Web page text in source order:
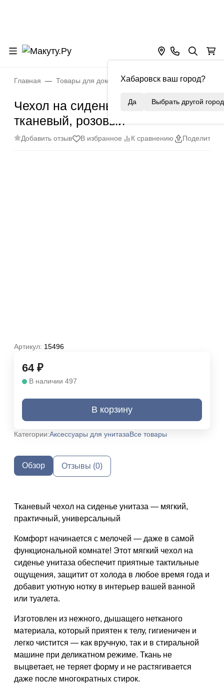
Хабаровск ваш город?
Да Выбрать другой город
Главная Товары для дома Уборка и организация
Чехол на сиденье унитаза
тканевый, розовый
Добавить отзыв В избранное К сравнению Поделиться
Артикул: 15496
64 ₽
В наличии 497
В корзину
Категории:Аксессуары для унитазаВсе товары
Обзор Отзывы (0)
Тканевый чехол на сиденье унитаза — мягкий,
практичный, универсальный
Комфорт начинается с мелочей — даже в самой
функциональной комнате! Этот мягкий чехол на
сиденье унитаза обеспечит приятные тактильные
ощущения, защитит от холода в любое время года и
добавит уютную нотку в интерьер вашей ванной
или туалета.
Изготовлен из нежного, дышащего нетканого
материала, который приятен к телу, гигиеничен и
легко чистится — как вручную, так и в стиральной
машине при деликатном режиме. Ткань не
выцветает, не теряет форму и не растягивается
даже после многократных стирок.